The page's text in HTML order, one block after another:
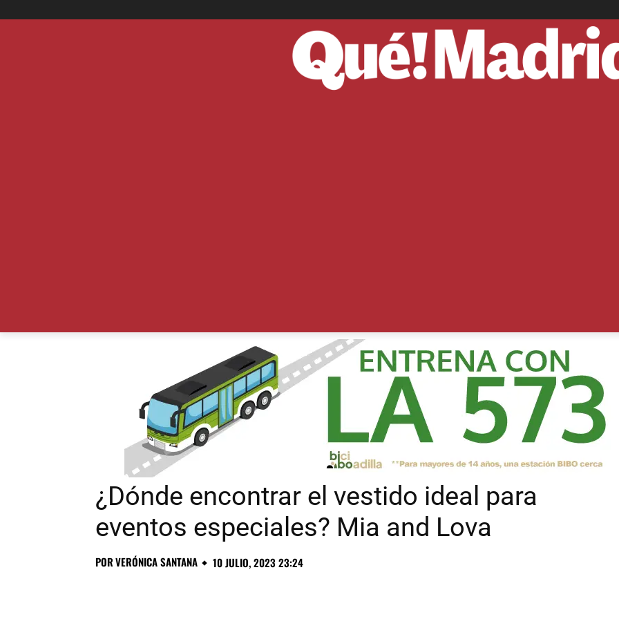
¿Dónde encontrar el vestido ideal para
eventos especiales? Mia and Lova
PORVERÓNICA SANTANA 10 JULIO, 2023 23:24